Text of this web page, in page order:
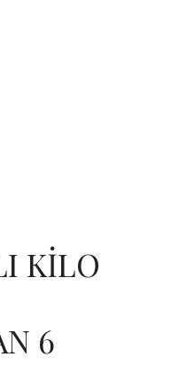
KİLO
6